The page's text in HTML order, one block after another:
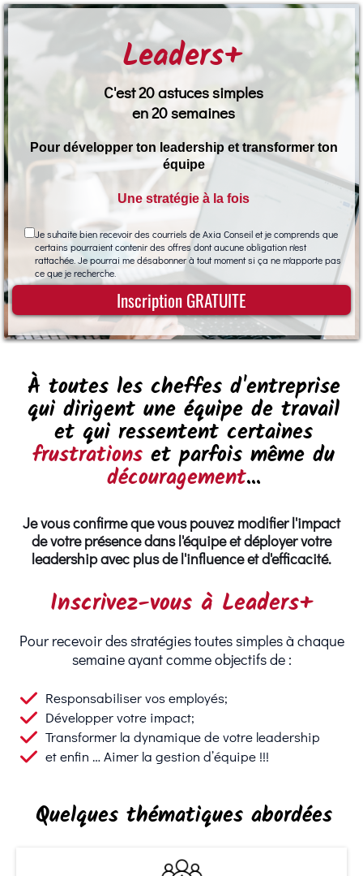
Leaders+
C'est 20 astuces simples
en 20 semaines
Pour développer ton leadership et transformer ton
équipe
Une stratégie à la fois
Je suhaite bien recevoir des courriels de Axia Conseil et je comprends que
certains pourraient contenir des offres dont aucune obligation n'est
rattachée. Je pourrai me désabonner à tout moment si ça ne m'apporte pas
ce que je recherche.
Inscription GRATUITE
À toutes les cheffes d'entreprise
qui dirigent une équipe de travail
et qui ressentent certaines
frustrations et parfois même du
découragement...
Je vous confirme que vous pouvez modifier l'impact
de votre présence dans l'équipe et déployer votre
leadership avec plus de l'influence et d'efficacité.
Inscrivez-vous à Leaders+
Pour recevoir des stratégies toutes simples à chaque
semaine ayant comme objectifs de :
Responsabiliser vos employés;
Développer votre impact;
Transformer la dynamique de votre leadership
et enfin … Aimer la gestion d’équipe !!!
Quelques thématiques abordées